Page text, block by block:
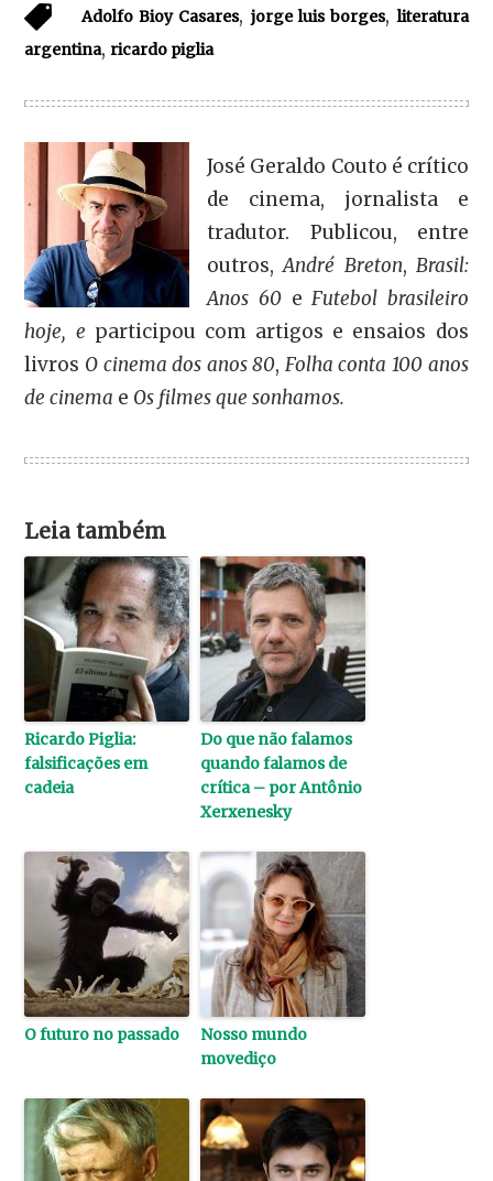
Adolfo Bioy Casares, jorge luis borges,literatura
argentina, ricardo piglia
José Geraldo Couto é crítico
de cinema, jornalista e
tradutor. Publicou, entre
outros,André Breton, Brasil:
Anos 60eFutebol brasileiro
hoje, e participou com artigos e ensaios dos
livros O cinema dos anos 80, Folha conta 100 anos
de cinema e Os filmes que sonhamos.
Leia também
Ricardo Piglia:
falsificações em
cadeia
Do que não falamos
quando falamos de
crítica – por Antônio
Xerxenesky
O futuro no passado
Nosso mundo
movediço